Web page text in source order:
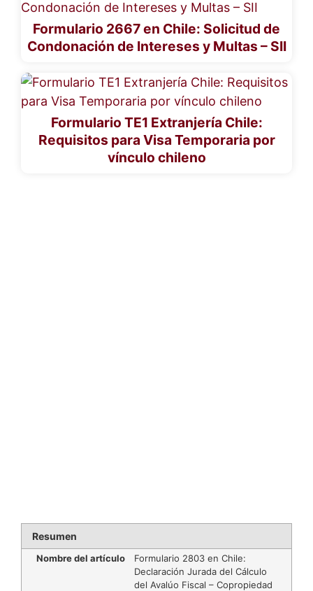
Formulario 2667 en Chile: Solicitud de
Condonación de Intereses y Multas – SII
Formulario TE1 Extranjería Chile:
Requisitos para Visa Temporaria por
vínculo chileno
Resumen
Nombre del artículo
Formulario 2803 en Chile:
Declaración Jurada del Cálculo
del Avalúo Fiscal – Copropiedad